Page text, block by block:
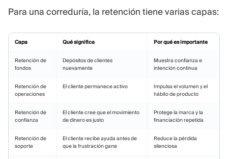
Para una correduría, la retención tiene varias capas:
Capa Qué significa Por qué es importante
Retención de
fondos
Depósitos de clientes
nuevamente
Muestra confianza e
intención continua
Retención de
operaciones
El cliente permanece activo
Impulsa el volumen y el
hábito de producto
Retención de
confianza
El cliente cree que el movimiento
de dinero es justo
Protege la marca y la
financiación repetida
Retención de
soporte
El cliente recibe ayuda antes de
que la frustración gane
Reduce la pérdida
silenciosa